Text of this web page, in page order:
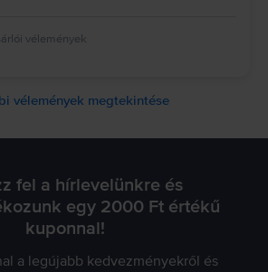
vélemények
vélemények megtekintése
fel a hírlevelünkre és
egy 2000 Ft értékű
kuponnal!
a legújabb kedvezményekről és